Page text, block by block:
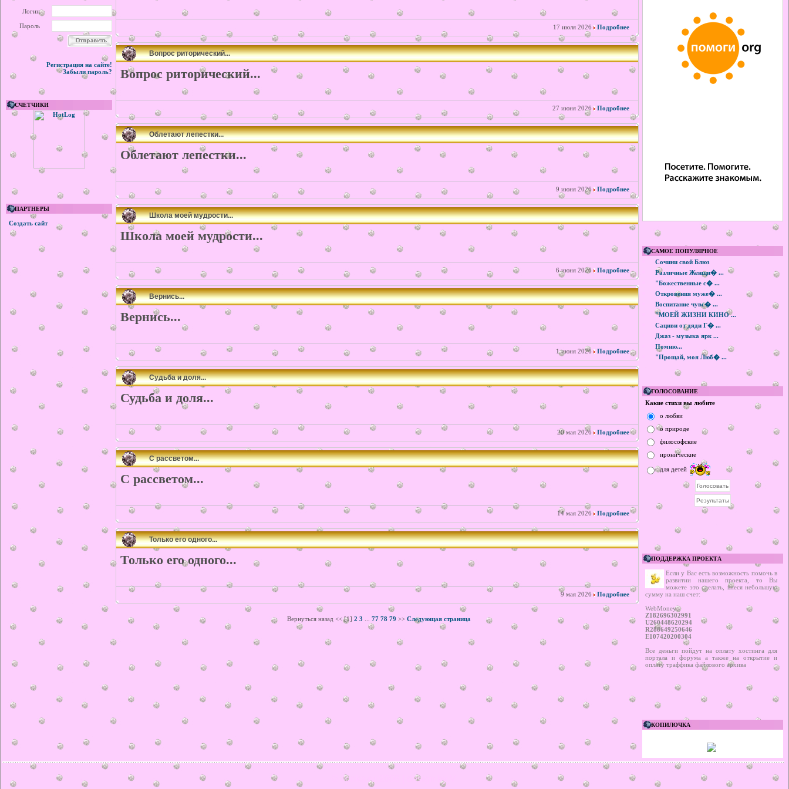
Логин
Пароль
Регистрация на сайте!
Забыли пароль?
СЧЕТЧИКИ
ПАРТНЕРЫ
Создать сайт
17 июля 2026 Подробнее
Вопрос риторический...
Вопрос риторический...
27 июня 2026 Подробнее
Облетают лепестки...
Облетают лепестки...
9 июня 2026 Подробнее
Школа моей мудрости...
Школа моей мудрости...
6 июня 2026 Подробнее
Вернись...
Вернись...
1 июня 2026 Подробнее
Судьба и доля...
Судьба и доля...
20 мая 2026 Подробнее
С рассветом...
С рассветом...
14 мая 2026 Подробнее
Только его одного...
Только его одного...
9 мая 2026 Подробнее
Вернуться назад << [1] 2 3 77 78 79 >> Следующая страница
САМОЕ ПОПУЛЯРНОЕ
Сочини свой Блюз
Различные Женщи� ...
"Божественные с� ...
Откровения муже� ...
Воспитание чувс� ...
"МОЕЙ ЖИЗНИ КИНО ...
Сациви от дяди Г� ...
Джаз - музыка ярк ...
Помню...
"Прощай, моя Люб� ...
ГОЛОСОВАНИЕ
Какие стихи вы любите
о любви
о природе
философские
иронические
для детей
ПОДДЕРЖКА ПРОЕКТА
Если у Вас есть возможность помочь в
развитии нашего проекта, то Вы
можете это сделать, внеся небольшую
сумму на наш счет:
WebMoney:
Z182696302991
U260448620294
R288649250646
E107420200304
Все деньги пойдут на оплату хостинга для
портала и форума а также на открытие и
оплату траффика файлового архива
КОПИЛОЧКА
© ilonka.ru 2006 | design by V